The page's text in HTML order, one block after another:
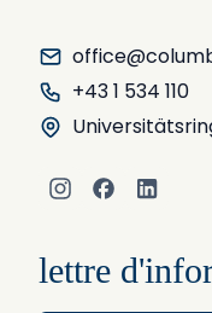
+43 1 534 110
Instagram
Facebook
LinkedIn
lettre